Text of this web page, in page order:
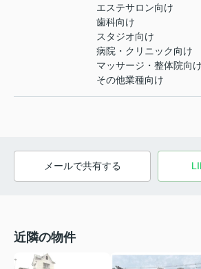
エステサロン向け
歯科向け
スタジオ向け
病院・クリニック向け
マッサージ・整体院向け
その他業種向け
メールで共有する
近隣の物件